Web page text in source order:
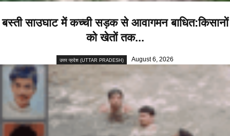
बस्ती साउघाट में कच्ची सड़क से आवागमन बाधित:किसानों
को खेतों तक...
उत्तर प्रदेश (UTTAR PRADESH) August 6, 2026